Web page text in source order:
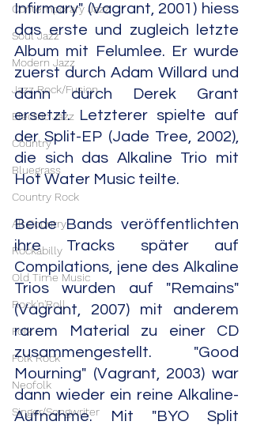
Contemporary Jazz
Soul Jazz
Modern Jazz
Jazz Rock/Fusion
Electric Jazz
Country
Bluegrass
Country Rock
Alt.Country
Rockabilly
Old Time Music
Rock'n'Roll
Folk
Folk Rock
Neofolk
Singer/Songwriter
Infirmary" (Vagrant, 2001) hiess
das erste und zugleich letzte
Album mit Felumlee. Er wurde
zuerst durch Adam Willard und
dann durch Derek Grant
ersetzt. Letzterer spielte auf
der Split-EP (Jade Tree, 2002),
die sich das Alkaline Trio mit
Hot Water Music teilte.
Beide Bands veröffentlichten
ihre Tracks später auf
Compilations, jene des Alkaline
Trios wurden auf "Remains"
(Vagrant, 2007) mit anderem
rarem Material zu einer CD
zusammengestellt. "Good
Mourning" (Vagrant, 2003) war
dann wieder ein reine Alkaline-
Aufnahme. Mit "BYO Split